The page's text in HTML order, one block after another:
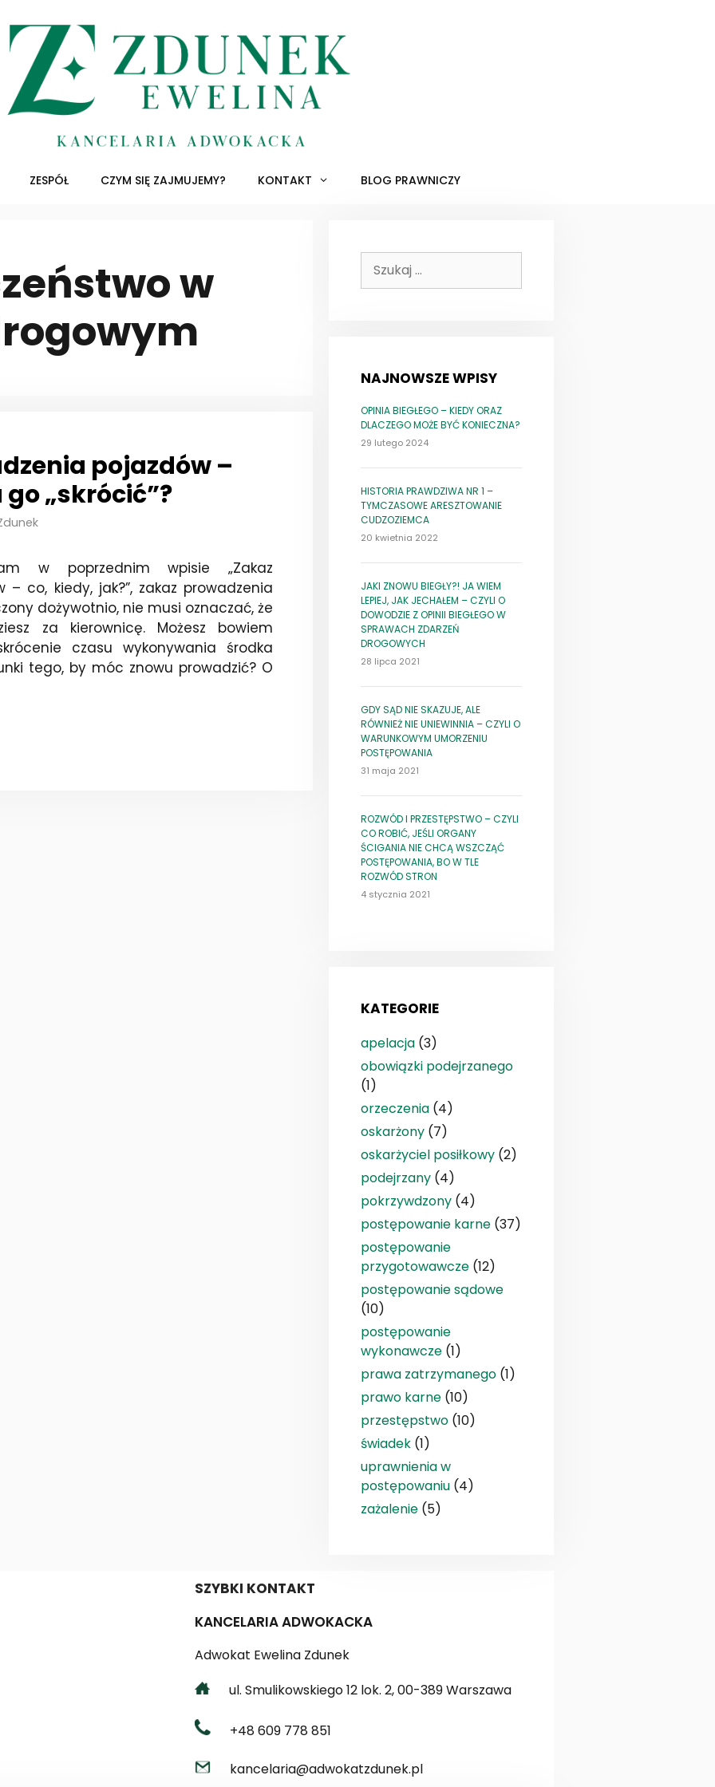
ZESPÓŁ CZYM SIĘ ZAJMUJEMY? KONTAKT BLOG PRAWNICZY
w
pojazdów –
„skrócić”?
w poprzednim wpisie „Zakaz
– co, kiedy, jak?”, zakaz prowadzenia
dożywotnio, nie musi oznaczać, że
za kierownicę. Możesz bowiem
czasu wykonywania środka
tego, by móc znowu prowadzić? O
NAJNOWSZE WPISY
OPINIA BIEGŁEGO – KIEDY ORAZ
DLACZEGO MOŻE BYĆ KONIECZNA?
29 lutego 2024
HISTORIA PRAWDZIWA NR 1 –
TYMCZASOWE ARESZTOWANIE
CUDZOZIEMCA
20 kwietnia 2022
JAKI ZNOWU BIEGŁY?! JA WIEM
LEPIEJ, JAK JECHAŁEM – CZYLI O
DOWODZIE Z OPINII BIEGŁEGO W
SPRAWACH ZDARZEŃ
DROGOWYCH
28 lipca 2021
GDY SĄD NIE SKAZUJE, ALE
RÓWNIEŻ NIE UNIEWINNIA – CZYLI O
WARUNKOWYM UMORZENIU
POSTĘPOWANIA
31 maja 2021
ROZWÓD I PRZESTĘPSTWO – CZYLI
CO ROBIĆ, JEŚLI ORGANY
ŚCIGANIA NIE CHCĄ WSZCZĄĆ
POSTĘPOWANIA, BO W TLE
ROZWÓD STRON
4 stycznia 2021
KATEGORIE
apelacja (3)
obowiązki podejrzanego
(1)
orzeczenia (4)
oskarżony (7)
oskarżyciel posiłkowy (2)
podejrzany (4)
pokrzywdzony (4)
postępowanie karne (37)
postępowanie
przygotowawcze (12)
postępowanie sądowe
(10)
postępowanie
wykonawcze (1)
prawa zatrzymanego (1)
prawo karne (10)
przestępstwo (10)
świadek (1)
uprawnienia w
postępowaniu (4)
zażalenie (5)
SZYBKI KONTAKT
KANCELARIA ADWOKACKA
Adwokat Ewelina Zdunek
ul. Smulikowskiego 12 lok. 2, 00-389 Warszawa
+48 609 778 851
kancelaria@adwokatzdunek.pl